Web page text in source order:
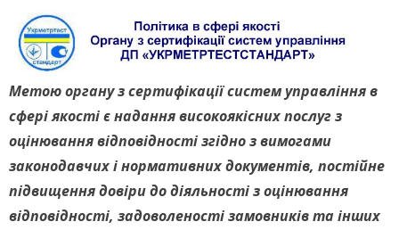
Метою органу з сертифікації систем управлінняв
сфері якості є надання високоякісних послуг з
оцінювання відповідності згідно з вимогами
законодавчих і нормативних документів, постійне
підвищення довіри до діяльності з оцінювання
відповідності, задоволеності замовників та інших